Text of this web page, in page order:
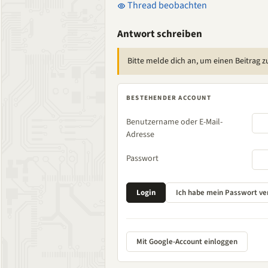
Thread beobachten
Antwort schreiben
Bitte melde dich an, um einen Beitrag
BESTEHENDER ACCOUNT
Benutzername oder E-Mail-
Adresse
Passwort
Mit Google-Account einloggen